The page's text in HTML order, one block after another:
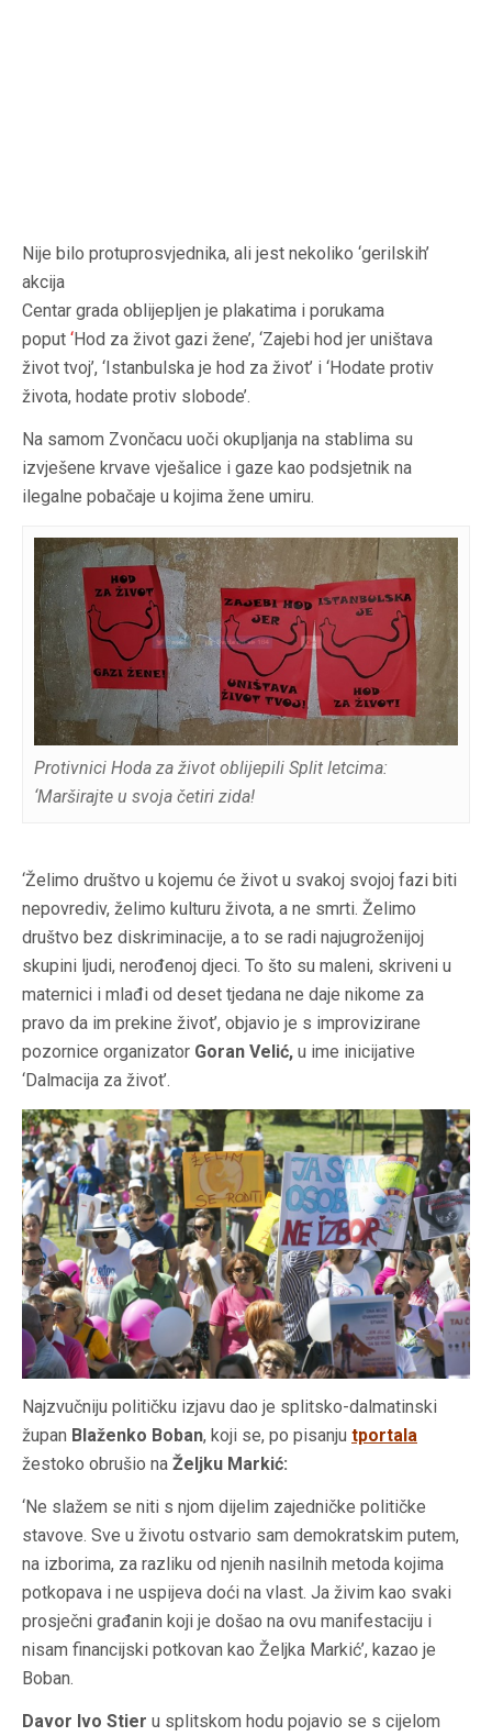
Nije bilo protuprosvjednika, ali jest nekoliko ‘gerilskih’
akcija
Centar grada oblijepljen je plakatima i porukama
poput ‘Hod za život gazi žene’, ‘Zajebi hod jer uništava
život tvoj’, ‘Istanbulska je hod za život’ i ‘Hodate protiv
života, hodate protiv slobode’.
Na samom Zvončacu uoči okupljanja na stablima su
izvješene krvave vješalice i gaze kao podsjetnik na
ilegalne pobačaje u kojima žene umiru.
Protivnici Hoda za život oblijepili Split letcima:
‘Marširajte u svoja četiri zida!
‘Želimo društvo u kojemu će život u svakoj svojoj fazi biti
nepovrediv, želimo kulturu života, a ne smrti. Želimo
društvo bez diskriminacije, a to se radi najugroženijoj
skupini ljudi, nerođenoj djeci. To što su maleni, skriveni u
maternici i mlađi od deset tjedana ne daje nikome za
pravo da im prekine život’, objavio je s improvizirane
pozornice organizator Goran Velić, u ime inicijative
‘Dalmacija za život’.
Najzvučniju političku izjavu dao je splitsko-dalmatinski
župan Blaženko Boban, koji se, po pisanju tportala
žestoko obrušio na Željku Markić:
‘Ne slažem se niti s njom dijelim zajedničke političke
stavove. Sve u životu ostvario sam demokratskim putem,
na izborima, za razliku od njenih nasilnih metoda kojima
potkopava i ne uspijeva doći na vlast. Ja živim kao svaki
prosječni građanin koji je došao na ovu manifestaciju i
nisam financijski potkovan kao Željka Markić’, kazao je
Boban.
Davor Ivo Stier u splitskom hodu pojavio se s cijelom